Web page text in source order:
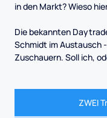
in den Markt? Wieso
Die bekannten
Schmidt im Austausch
Zuschauern. Soll ich,
ZWEI